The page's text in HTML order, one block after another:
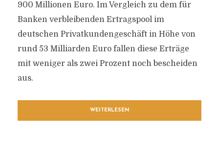
900 Millionen Euro. Im Vergleich zu dem für
Banken verbleibenden Ertragspool im
deutschen Privatkundengeschäft in Höhe von
rund 53 Milliarden Euro fallen diese Erträge
mit weniger als zwei Prozent noch bescheiden
aus.
WEITERLESEN